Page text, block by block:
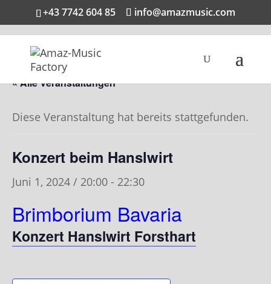
+43 7742 604 85 info@amazmusic.com
« Alle Veranstaltungen
Diese Veranstaltung hat bereits stattgefunden.
Konzert beim Hanslwirt
Juni 1, 2024 / 20:00 - 22:30
Brimborium Bavaria
Konzert Hanslwirt Forsthart